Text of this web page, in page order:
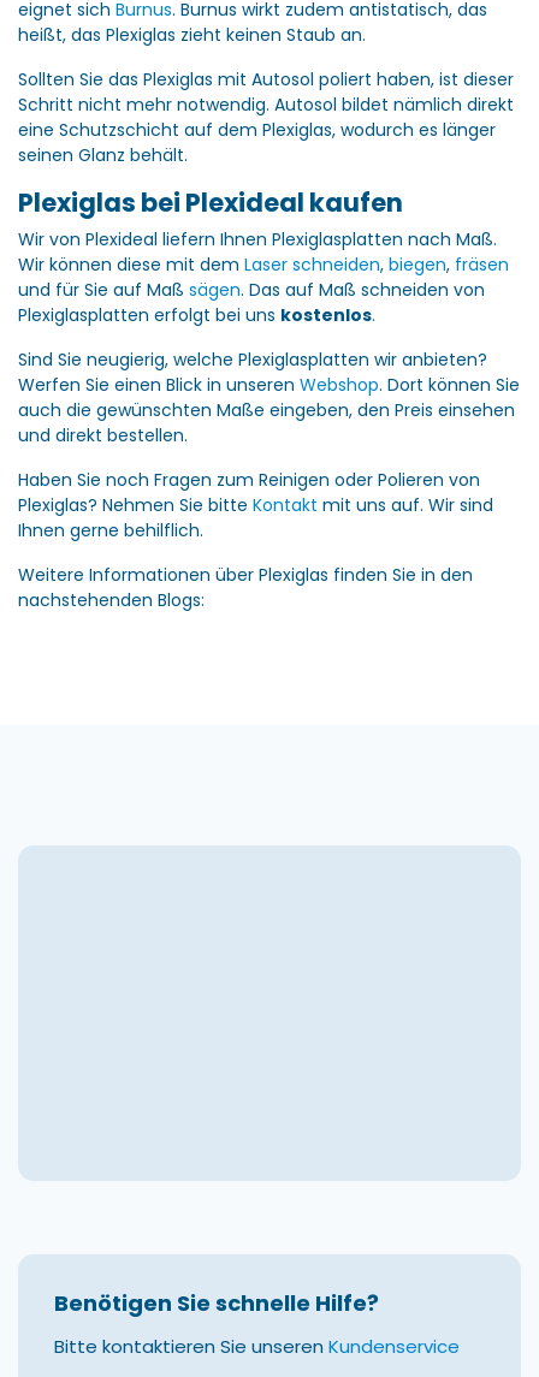
eignet sich Burnus. Burnus wirkt zudem antistatisch, das
heißt, das Plexiglas zieht keinen Staub an.
Sollten Sie das Plexiglas mit Autosol poliert haben, ist dieser
Schritt nicht mehr notwendig. Autosol bildet nämlich direkt
eine Schutzschicht auf dem Plexiglas, wodurch es länger
seinen Glanz behält.
Plexiglas bei Plexideal kaufen
Wir von Plexideal liefern Ihnen Plexiglasplatten nach Maß.
Wir können diese mit dem Laser schneiden, biegen, fräsen
und für Sie auf Maß sägen. Das auf Maß schneiden von
Plexiglasplatten erfolgt bei uns kostenlos.
Sind Sie neugierig, welche Plexiglasplatten wir anbieten?
Werfen Sie einen Blick in unseren Webshop. Dort können Sie
auch die gewünschten Maße eingeben, den Preis einsehen
und direkt bestellen.
Haben Sie noch Fragen zum Reinigen oder Polieren von
Plexiglas? Nehmen Sie bitte Kontakt mit uns auf. Wir sind
Ihnen gerne behilflich.
Weitere Informationen über Plexiglas finden Sie in den
nachstehenden Blogs:
Benötigen Sie schnelle Hilfe?
Bitte kontaktieren Sie unseren Kundenservice